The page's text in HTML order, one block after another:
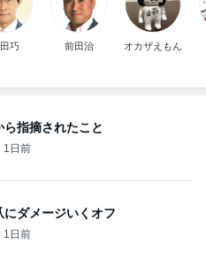
巧 前田治 オカザえもん
指摘されたこと
1日前
ダメージいくオフ
1日前